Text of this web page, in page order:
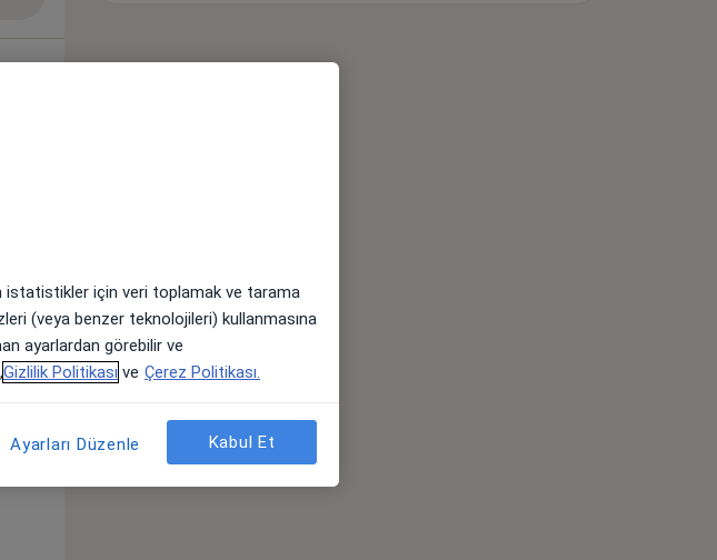
istatistikler için veri toplamak ve tarama
(veya benzer teknolojileri) kullanmasına
ayarlardan görebilir ve
Gizlilik Politikası ve Çerez Politikası.
Ayarları Düzenle Kabul Et